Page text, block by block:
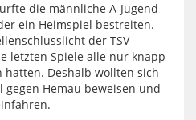
die männliche A-Jugend
ein Heimspiel bestreiten.
der TSV
letzten Spiele alle nur knapp
Deshalb wollten sich
Hemau beweisen und